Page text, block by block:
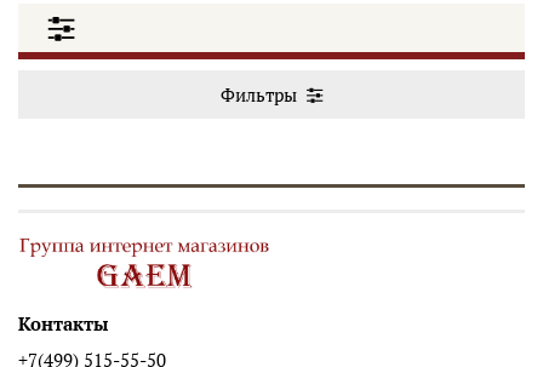
Фильтры
Контакты
+7(499) 515-55-50